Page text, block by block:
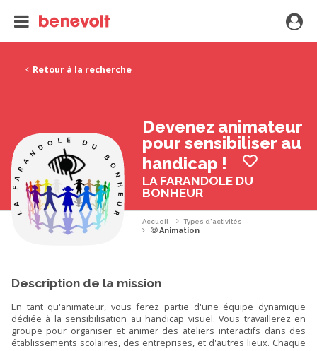
Retour à la recherche
Devenez animateur
pour sensibiliser au
handicap !
LA FARANDOLE DU
BONHEUR
Accueil Types d'activités
Animation
Description de la mission
En tant qu'animateur, vous ferez partie d'une équipe dynamique
dédiée à la sensibilisation au handicap visuel. Vous travaillerez en
groupe pour organiser et animer des ateliers interactifs dans des
établissements scolaires, des entreprises, et d'autres lieux. Chaque